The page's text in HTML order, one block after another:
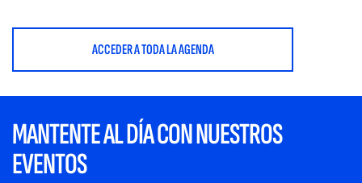
ACCEDER A TODA LA AGENDA
MANTENTE AL DÍA CON NUESTROS
EVENTOS